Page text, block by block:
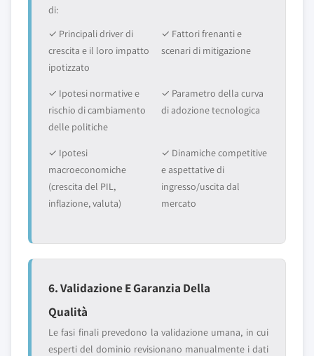
di:
✓ Principali driver di
crescita e il loro impatto
ipotizzato
✓ Fattori frenanti e
scenari di mitigazione
✓ Ipotesi normative e
rischio di cambiamento
delle politiche
✓ Parametro della curva
di adozione tecnologica
✓ Ipotesi
macroeconomiche
(crescita del PIL,
inflazione, valuta)
✓ Dinamiche competitive
e aspettative di
ingresso/uscita dal
mercato
6. Validazione E Garanzia Della
Qualità
Le fasi finali prevedono la validazione umana, in cui
esperti del dominio revisionano manualmente i dati